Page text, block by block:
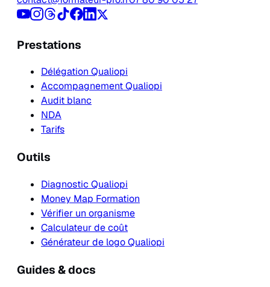
Prestations
Délégation Qualiopi
Accompagnement Qualiopi
Audit blanc
NDA
Tarifs
Outils
Diagnostic Qualiopi
Money Map Formation
Vérifier un organisme
Calculateur de coût
Générateur de logo Qualiopi
Guides & docs